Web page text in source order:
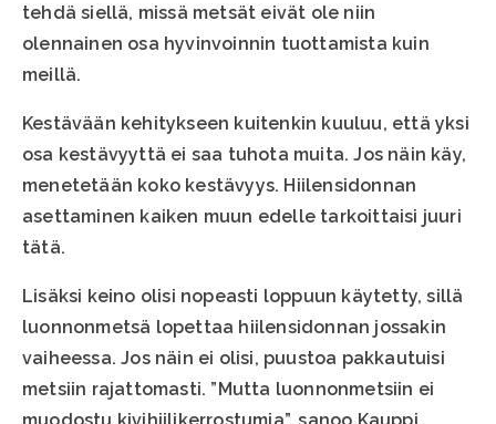
tehdä siellä, missä metsät eivät ole niin
olennainen osa hyvinvoinnin tuottamista kuin
meillä.
Kestävään kehitykseen kuitenkin kuuluu, että yksi
osa kestävyyttä ei saa tuhota muita. Jos näin käy,
menetetään koko kestävyys. Hiilensidonnan
asettaminen kaiken muun edelle tarkoittaisi juuri
tätä.
Lisäksi keino olisi nopeasti loppuun käytetty, sillä
luonnonmetsä lopettaa hiilensidonnan jossakin
vaiheessa. Jos näin ei olisi, puustoa pakkautuisi
metsiin rajattomasti. ”Mutta luonnonmetsiin ei